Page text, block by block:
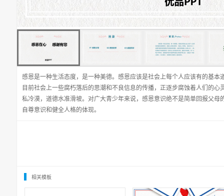
感恩是一种生活态度，是一种美德。感恩应该是社会上每个人应该有的基
目前社会上一些腐朽落后的思潮和不良信息的传播，正逐步腐蚀着人们的
私冷漠，道德水准滑坡。对广大青少年来说，感恩意识绝不是简单回报父
自尊意识和健全人格的体现。
相关模板